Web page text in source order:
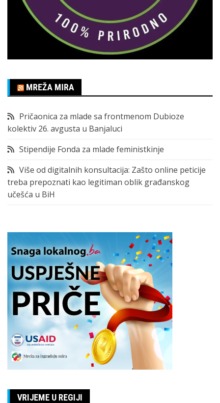
MREŽA MIRA
Pričaonica za mlade sa frontmenom Dubioze
kolektiv 26. avgusta u Banjaluci
Stipendije Fonda za mlade feministkinje
Više od digitalnih konsultacija: Zašto online peticije
treba prepoznati kao legitiman oblik građanskog
učešća u BiH
VRIJEME U REGIJI